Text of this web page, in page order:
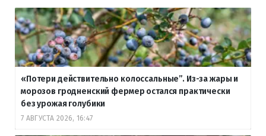
«Потери действительно колоссальные”. Из-за жары и
морозов гродненский фермер остался практически
без урожая голубики
7 АВГУСТА 2026, 16:47